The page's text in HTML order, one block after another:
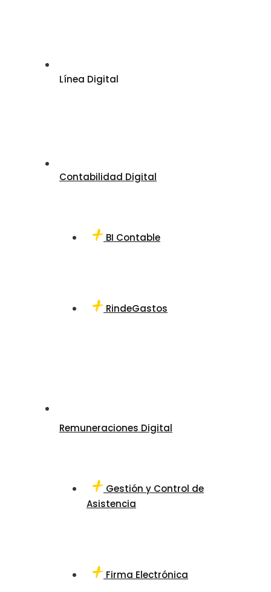
Línea Digital
Contabilidad Digital
BI Contable
RindeGastos
Remuneraciones Digital
Gestión y Control de
Asistencia
Firma Electrónica